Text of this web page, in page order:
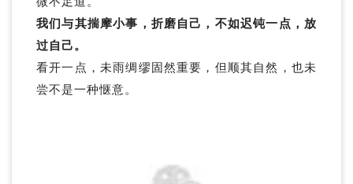
我们与其揣摩小事，折磨自己，不如迟钝一点，放
过自己。
看开一点，未雨绸缪固然重要，但顺其自然，也未
尝不是一种惬意。